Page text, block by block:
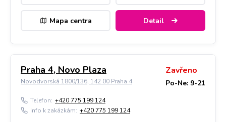
Mapa centra Detail
Praha 4, Novo Plaza
Novodvorská 1800/136, 142 00 Praha 4
Zavřeno
Po-Ne: 9-21
Telefon: +420 775 199 124
Info k zakázkám: +420 775 199 124